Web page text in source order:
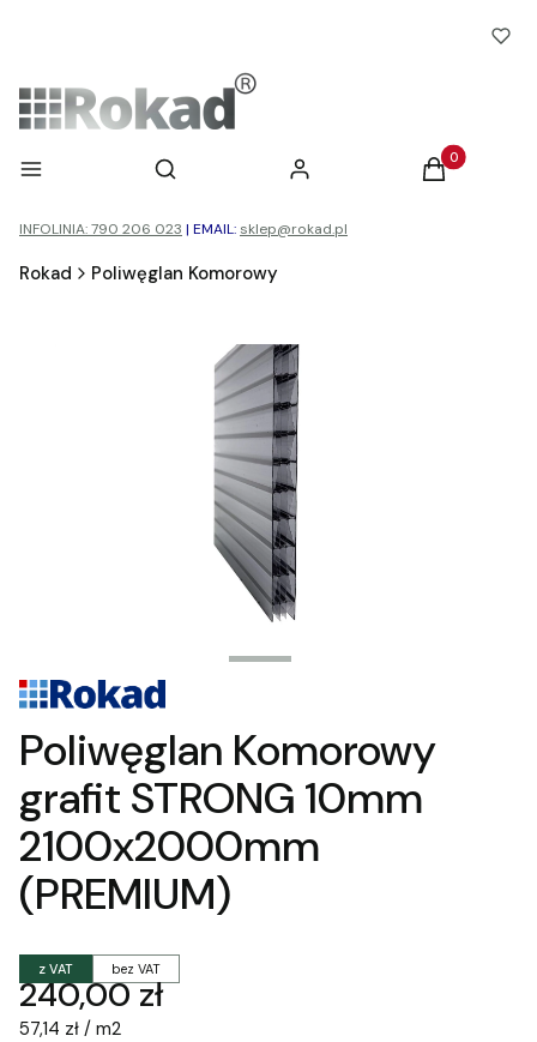
Menu Otwórz wyszukiwarkę
Szukaj Zaloguj się Produkty w
Koszyk
INFOLINIA: 790 206 023 | EMAIL: sklep@rokad.pl
Rokad Poliwęglan Komorowy
Poliwęglan Komorowy
grafit STRONG 10mm
2100x2000mm
(PREMIUM)
z VAT bez VAT
Cena
240,00 zł
57,14 zł / m2